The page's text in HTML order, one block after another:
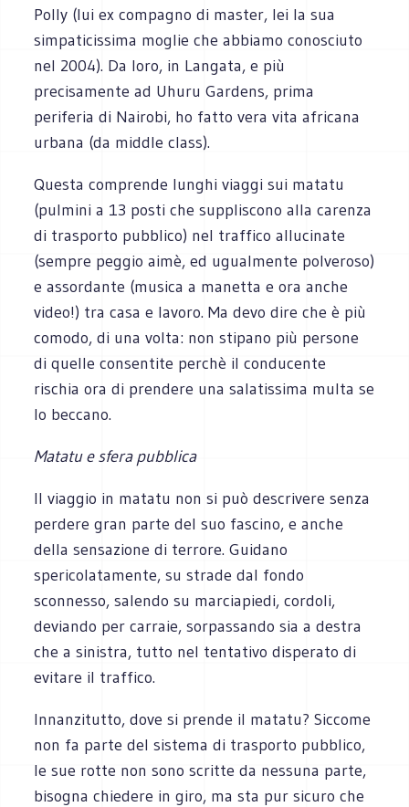
Polly (lui ex compagno di master, lei la sua
simpaticissima moglie che abbiamo conosciuto
nel 2004). Da loro, in Langata, e più
precisamente ad Uhuru Gardens, prima
periferia di Nairobi, ho fatto vera vita africana
urbana (da middle class).
Questa comprende lunghi viaggi sui matatu
(pulmini a 13 posti che suppliscono alla carenza
di trasporto pubblico) nel traffico allucinate
(sempre peggio aimè, ed ugualmente polveroso)
e assordante (musica a manetta e ora anche
video!) tra casa e lavoro. Ma devo dire che è più
comodo, di una volta: non stipano più persone
di quelle consentite perchè il conducente
rischia ora di prendere una salatissima multa se
lo beccano.
Matatu e sfera pubblica
Il viaggio in matatu non si può descrivere senza
perdere gran parte del suo fascino, e anche
della sensazione di terrore. Guidano
spericolatamente, su strade dal fondo
sconnesso, salendo su marciapiedi, cordoli,
deviando per carraie, sorpassando sia a destra
che a sinistra, tutto nel tentativo disperato di
evitare il traffico.
Innanzitutto, dove si prende il matatu? Siccome
non fa parte del sistema di trasporto pubblico,
le sue rotte non sono scritte da nessuna parte,
bisogna chiedere in giro, ma sta pur sicuro che